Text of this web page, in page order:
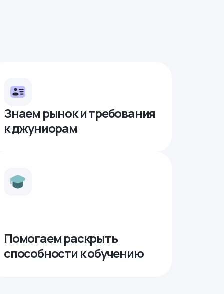
Знаем рынок и требования
к джуниорам
Помогаем раскрыть
способности к обучению